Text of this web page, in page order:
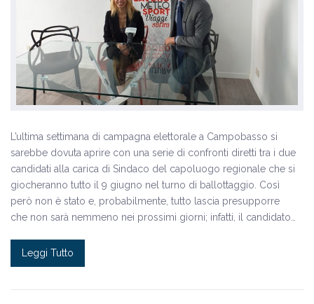
L’ultima settimana di campagna elettorale a Campobasso si
sarebbe dovuta aprire con una serie di confronti diretti tra i due
candidati alla carica di Sindaco del capoluogo regionale che si
giocheranno tutto il 9 giugno nel turno di ballottaggio. Così
però non è stato e, probabilmente, tutto lascia presupporre
che non sarà nemmeno nei prossimi giorni; infatti, il candidato…
Leggi Tutto